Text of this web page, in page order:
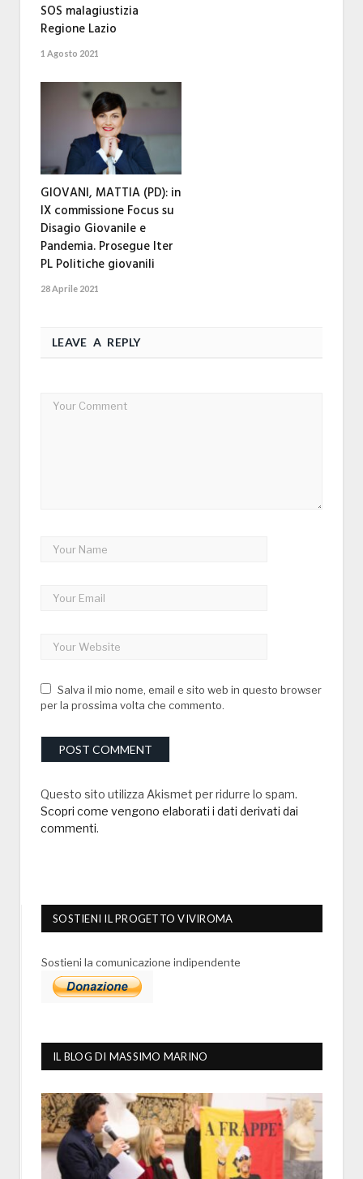
SOS malagiustizia
Regione Lazio
1 Agosto 2021
GIOVANI, MATTIA (PD): in
IX commissione Focus su
Disagio Giovanile e
Pandemia. Prosegue Iter
PL Politiche giovanili
28 Aprile 2021
LEAVE A REPLY
Salva il mio nome, email e sito web in questo browser
per la prossima volta che commento.
Questo sito utilizza Akismet per ridurre lo spam.
Scopri come vengono elaborati i dati derivati dai
commenti.
SOSTIENI IL PROGETTO VIVIROMA
Sostieni la comunicazione indipendente
IL BLOG DI MASSIMO MARINO